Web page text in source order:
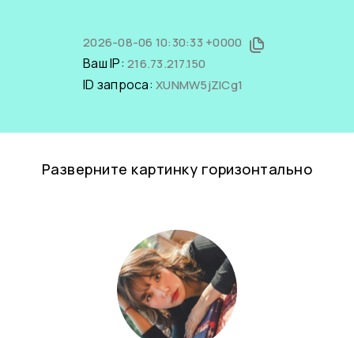
2026-08-06 10:30:33 +0000
Ваш IP: 216.73.217.150
ID запроса: XUNMW5jZICg1
Разверните картинку горизонтально